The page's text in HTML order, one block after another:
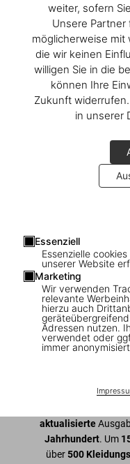
weiter, sofern
Unsere
möglicherweise mit
die wir keinen
willigen Sie in die
können Ihre
Zukunft
in unserer
Essenziell
Essenzielle
unserer Website
Marketing
Wir verwenden
relevante
hierzu auch
Adressen nutzen.
verwendet oder
immer
Fashion
In
aktualisierte
Jahrhundert. Um
über500